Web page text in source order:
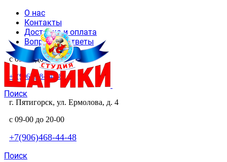
О нас
Контакты
Доставка и оплата
Вопросы и ответы
с 09-00 до 20-00
+7(906)468-44-48
Поиск
г. Пятигорск, ул. Ермолова, д. 4
с 09-00 до 20-00
+7(906)468-44-48
Поиск